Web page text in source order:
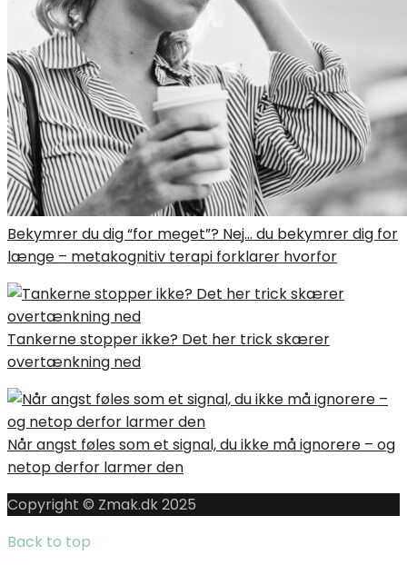
Bekymrer du dig “for meget”? Nej… du bekymrer dig for
længe – metakognitiv terapi forklarer hvorfor
Tankerne stopper ikke? Det her trick skærer
overtænkning ned
Når angst føles som et signal, du ikke må ignorere – og
netop derfor larmer den
Copyright © Zmak.dk 2025
Back to top